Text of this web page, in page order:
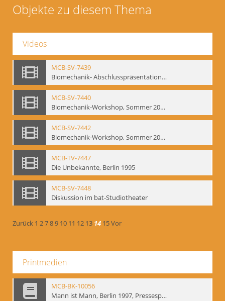
Objekte zu diesem Thema
Videos
MCB-SV-7439
Biomechanik- Abschlusspräsentation des Workshops Sommer 2001
MCB-SV-7440
Biomechanik-Workshop, Sommer 2002
MCB-SV-7442
Biomechanik-Workshop, Sommer 2003
MCB-TV-7447
Die Unbekannte, Berlin 1995
MCB-SV-7448
Diskussion im bat-Studiotheater
Zurück 1 2789 10 11 12 13 14 15Vor
Printmedien
MCB-BK-10056
Mann ist Mann, Berlin 1997, Pressespiegel - interne Signatur: BM-prt-262-4